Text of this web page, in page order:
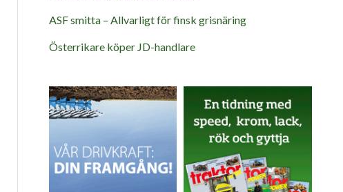
ASF smitta – Allvarligt för finsk grisnäring
Österrikare köper JD-handlare